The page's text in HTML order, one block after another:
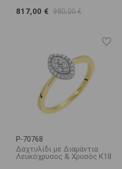
817,00 € 980,00 €
P-70768
Δαχτυλίδι με Διαμάντια
Λευκόχρυσος & Χρυσός Κ18